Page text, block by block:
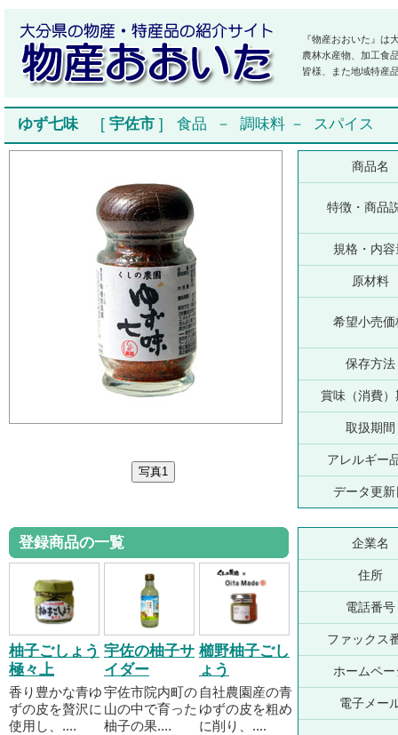
『物産おおいた』は
農林水産物、加工食
皆様、また地域特産
ゆず七味 [ 宇佐市 ] 食品 － 調味料 － スパイス
商品名
特徴・商品
規格・内容
原材料
希望小売価
保存方法
賞味（消費）
取扱期間
アレルギー
データ更新
登録商品の一覧
柚子ごしょう
極々上
香り豊かな青ゆ
ずの皮を贅沢に
使用し、....
宇佐の柚子サ
イダー
宇佐市院内町の
山の中で育った
柚子の果....
櫛野柚子ごし
ょう
自社農園産の青
ゆずの皮を粗め
に削り、....
企業名
住所
電話番号
ファックス
ホームペー
電子メー